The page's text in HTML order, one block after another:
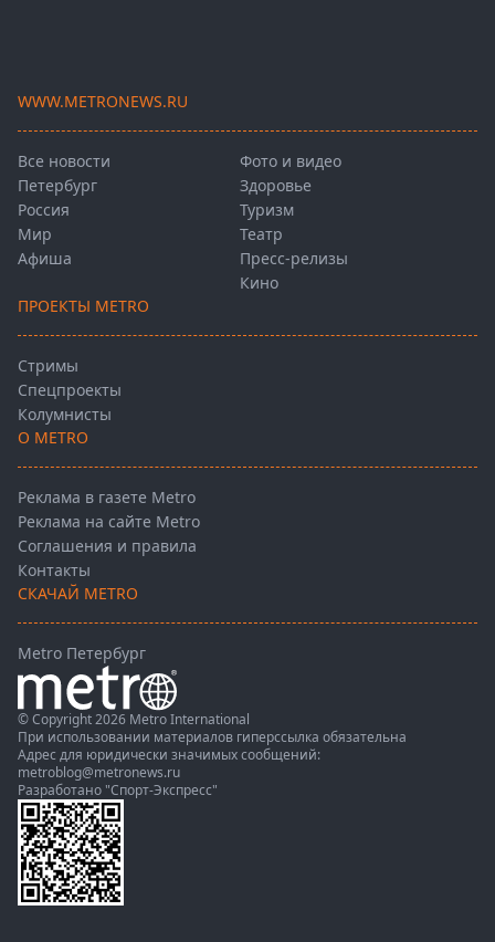
WWW.METRONEWS.RU
Все новости
Петербург
Россия
Мир
Афиша
Фото и видео
Здоровье
Туризм
Театр
Пресс-релизы
Кино
ПРОЕКТЫ METRO
Стримы
Спецпроекты
Колумнисты
О METRO
Реклама в газете Metro
Реклама на сайте Metro
Соглашения и правила
Контакты
СКАЧАЙ METRO
Metro Петербург
© Copyright 2026 Metro International
При использовании материалов гиперссылка обязательна
Адрес для юридически значимых сообщений:
metroblog@metronews.ru
Разработано "Спорт-Экспресс"